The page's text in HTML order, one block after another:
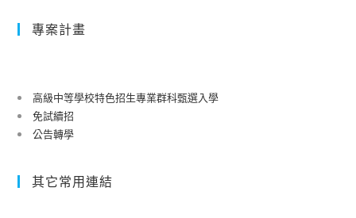
專案計畫
高級中等學校特色招生專業群科甄選入學
免試續招
公告轉學
其它常用連結